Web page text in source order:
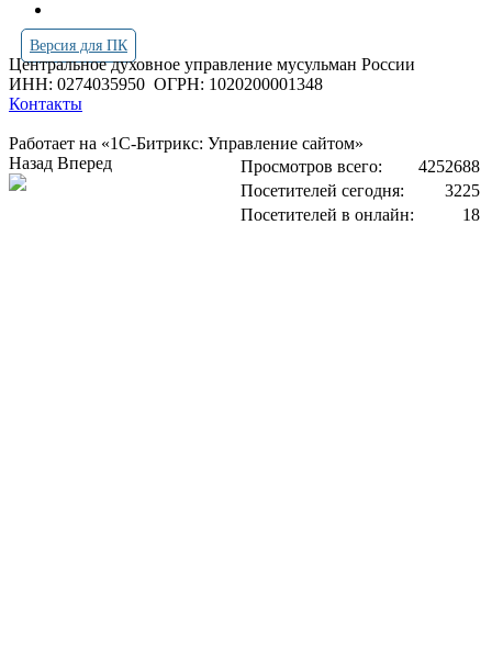
Версия для ПК
Центральное духовное управление мусульман России
ИНН: 0274035950 ОГРН: 1020200001348
Контакты
Работает на «1С-Битрикс: Управление сайтом»
Просмотров всего:
4252688
Посетителей сегодня:
3225
Посетителей в онлайн:
18
Назад Вперед